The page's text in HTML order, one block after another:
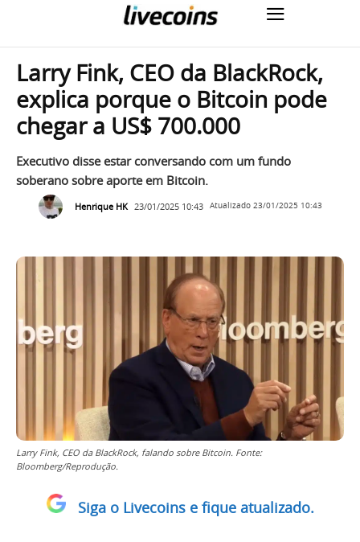
Larry Fink, CEO da BlackRock,
explica porque o Bitcoin pode
chegar a US$ 700.000
Executivo disse estar conversando com um fundo
soberano sobre aporte em Bitcoin.
Henrique HK 23/01/2025 10:43 Atualizado 23/01/2025 10:43
Larry Fink, CEO da BlackRock, falando sobre Bitcoin. Fonte:
Bloomberg/Reprodução.
Siga o Livecoins e fique atualizado.